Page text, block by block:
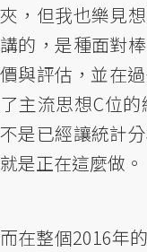
夾，但我也樂見
講的，是種面對
價與評估，並在
了主流思想C位
不是已經讓統計
就是正在這麼做。
而在整個2016年